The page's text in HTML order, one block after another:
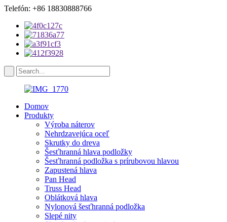
Telefón: +86 18830888766
Domov
Produkty
Výroba náterov
Nehrdzavejúca oceľ
Skrutky do dreva
Šesťhranná hlava podložky
Šesťhranná podložka s prírubovou hlavou
Zapustená hlava
Pan Head
Truss Head
Oblátková hlava
Nylonová šesťhranná podložka
Slepé nity